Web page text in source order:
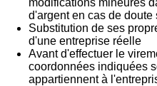
d'argent en cas de
Substitution de ses
d'une entreprise réelle
Avant d'effectuer le
coordonnées indiquées
appartiennent à